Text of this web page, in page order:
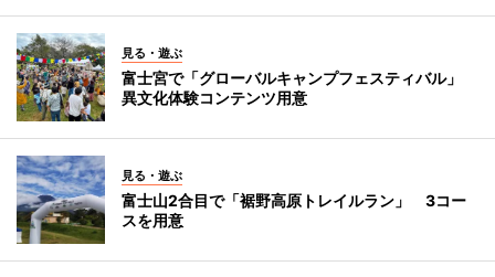
見る・遊ぶ
富士宮で「グローバルキャンプフェスティバル」
異文化体験コンテンツ用意
見る・遊ぶ
富士山2合目で「裾野高原トレイルラン」 3コー
スを用意